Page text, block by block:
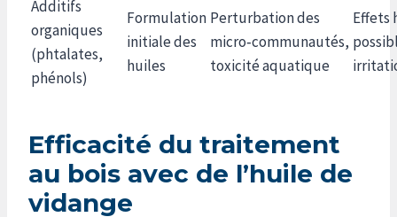
Additifs
organiques
(phtalates,
phénols)
Formulation
initiale des
huiles
Perturbation des
micro‑communautés,
toxicité aquatique
Effets
Efficacité du traitement
au bois avec de l’huile de
vidange